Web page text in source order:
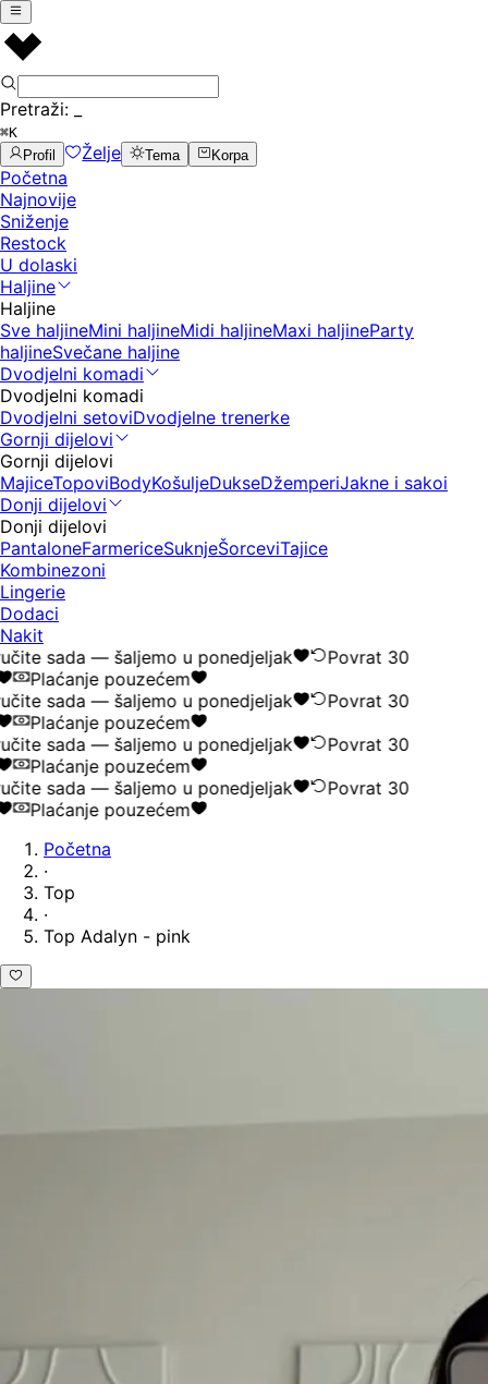
Pretraži:
⌘K
Profil
Želje Tema Korpa
Početna
Najnovije
Sniženje
Restock
U dolaski
Haljine
Haljine
Sve haljineMini haljineMidi haljineMaxi haljineParty
haljineSvečane haljine
Dvodjelni komadi
Dvodjelni komadi
Dvodjelni setoviDvodjelne trenerke
Gornji dijelovi
Gornji dijelovi
MajiceTopoviBodyKošuljeDukseDžemperiJakne i sakoi
Donji dijelovi
Donji dijelovi
PantaloneFarmericeSuknjeŠorceviTajice
Kombinezoni
Lingerie
Dodaci
Nakit
sada — šaljemo u ponedjeljak
Povrat 30
Plaćanje pouzećem
sada — šaljemo u ponedjeljak
Povrat 30
Plaćanje pouzećem
sada — šaljemo u ponedjeljak
Povrat 30
Plaćanje pouzećem
sada — šaljemo u ponedjeljak
Povrat 30
Plaćanje pouzećem
Početna
·
Top
·
Top Adalyn - pink